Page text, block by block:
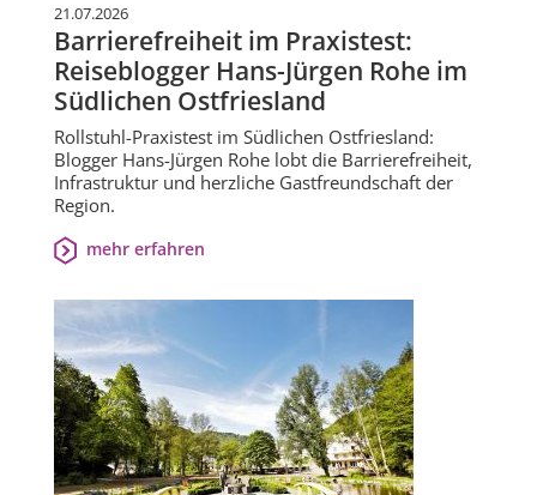
21.07.2026
Barrierefreiheit im Praxistest:
Reiseblogger Hans-Jürgen Rohe im
Südlichen Ostfriesland
Rollstuhl-Praxistest im Südlichen Ostfriesland:
Blogger Hans-Jürgen Rohe lobt die Barrierefreiheit,
Infrastruktur und herzliche Gastfreundschaft der
Region.
mehr erfahren